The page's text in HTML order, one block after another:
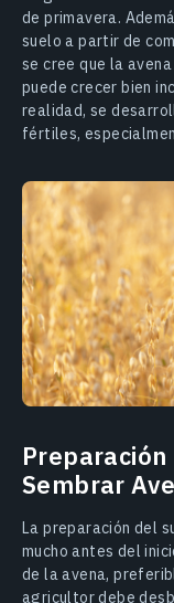
de primavera.
suelo a partir de
se cree que la
puede crecer bien
realidad, se
fértiles,
Preparación
Sembrar
La preparación del
mucho antes del
de la avena,
agricultor debe